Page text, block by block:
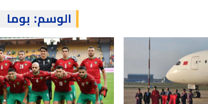
الوسم: بوما